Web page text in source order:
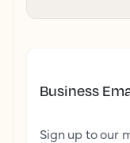
Business
Sign up to our